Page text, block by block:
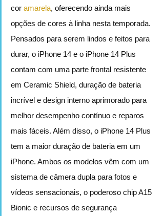
cor amarela, oferecendo ainda mais
opções de cores à linha nesta temporada.
Pensados para serem lindos e feitos para
durar, o iPhone 14 e o iPhone 14 Plus
contam com uma parte frontal resistente
em Ceramic Shield, duração de bateria
incrível e design interno aprimorado para
melhor desempenho contínuo e reparos
mais fáceis. Além disso, o iPhone 14 Plus
tem a maior duração de bateria em um
iPhone. Ambos os modelos vêm com um
sistema de câmera dupla para fotos e
vídeos sensacionais, o poderoso chip A15
Bionic e recursos de segurança